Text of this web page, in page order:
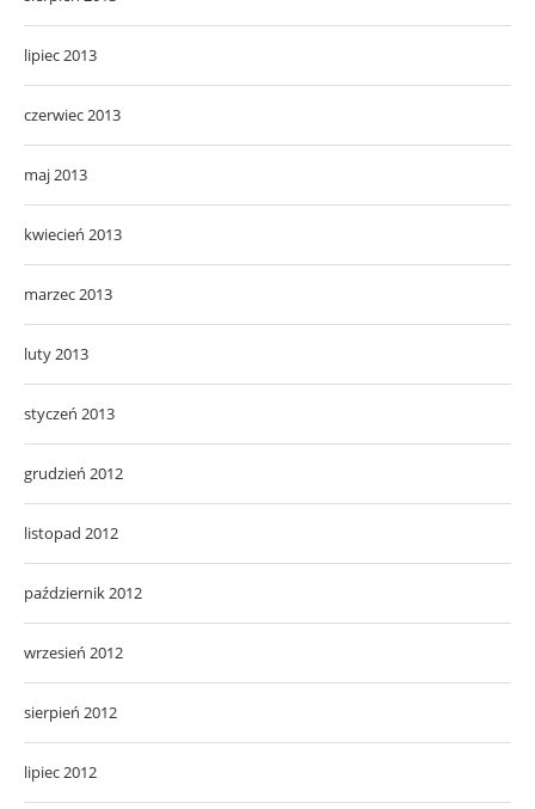
lipiec 2013
czerwiec 2013
maj 2013
kwiecień 2013
marzec 2013
luty 2013
styczeń 2013
grudzień 2012
listopad 2012
październik 2012
wrzesień 2012
sierpień 2012
lipiec 2012